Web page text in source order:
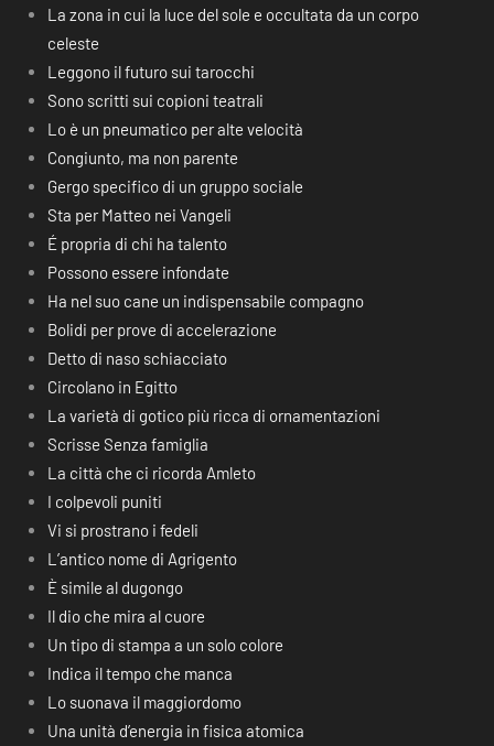
La zona in cui la luce del sole e occultata da un corpo
celeste
Leggono il futuro sui tarocchi
Sono scritti sui copioni teatrali
Lo è un pneumatico per alte velocità
Congiunto, ma non parente
Gergo specifico di un gruppo sociale
Sta per Matteo nei Vangeli
É propria di chi ha talento
Possono essere infondate
Ha nel suo cane un indispensabile compagno
Bolidi per prove di accelerazione
Detto di naso schiacciato
Circolano in Egitto
La varietà di gotico più ricca di ornamentazioni
Scrisse Senza famiglia
La città che ci ricorda Amleto
I colpevoli puniti
Vi si prostrano i fedeli
L’antico nome di Agrigento
È simile al dugongo
Il dio che mira al cuore
Un tipo di stampa a un solo colore
Indica il tempo che manca
Lo suonava il maggiordomo
Una unità d’energia in fisica atomica